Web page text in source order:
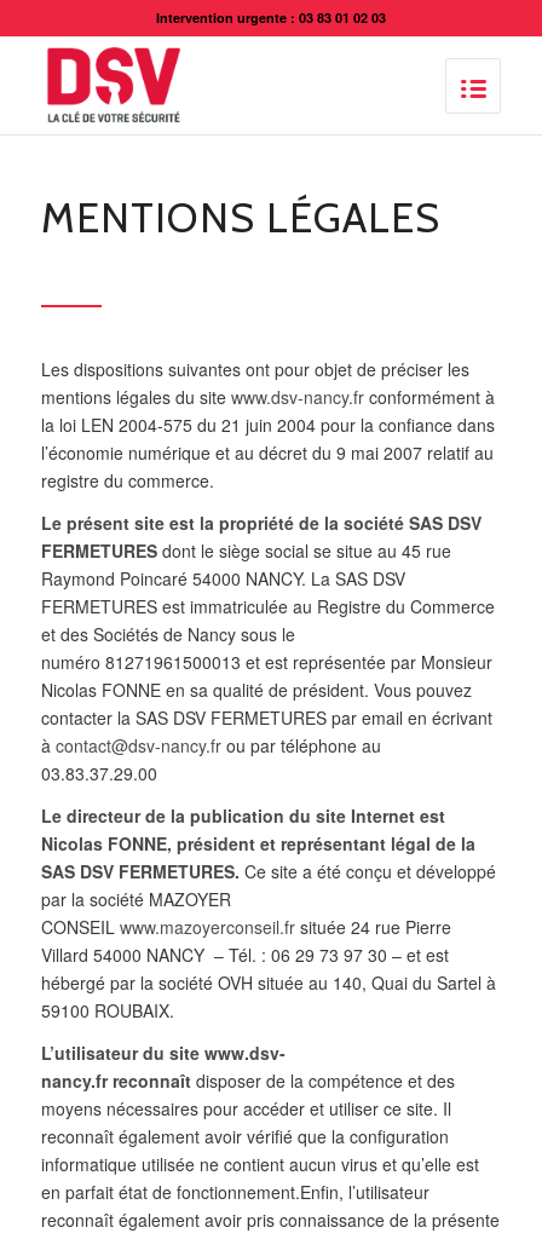
Intervention urgente : 03 83 01 02 03
MENTIONS LÉGALES
Les dispositions suivantes ont pour objet de préciser les
mentions légales du site www.dsv-nancy.frconformément à
la loi LEN 2004-575 du 21 juin 2004 pour la confiance dans
l’économie numérique et au décret du 9 mai 2007 relatif au
registre du commerce.
Le présent site est la propriété de la société SAS DSV
FERMETURESdont le siège social se situe au 45 rue
Raymond Poincaré 54000 NANCY. La SAS DSV
FERMETURES est immatriculée au Registre du Commerce
et des Sociétés de Nancy sous le
numéro 81271961500013 et est représentée par Monsieur
Nicolas FONNE en sa qualité de président. Vous pouvez
contacter la SAS DSV FERMETURES par email en écrivant
à contact@dsv-nancy.frou par téléphone au
03.83.37.29.00
Le directeur de la publication du site Internet est
Nicolas FONNE, président et représentant légal de la
SAS DSV FERMETURES. Ce site a été conçu et développé
par la société MAZOYER
CONSEIL www.mazoyerconseil.frsituée 24 rue Pierre
Villard 54000 NANCY – Tél. : 06 29 73 97 30 – et est
hébergé par la société OVH située au 140, Quai du Sartel à
59100 ROUBAIX.
L’utilisateur du site www.dsv-
nancy.frreconnaît disposer de la compétence et des
moyens nécessaires pour accéder et utiliser ce site. Il
reconnaît également avoir vérifié que la configuration
informatique utilisée ne contient aucun virus et qu’elle est
en parfait état de fonctionnement.Enfin, l’utilisateur
reconnaît également avoir pris connaissance de la présente